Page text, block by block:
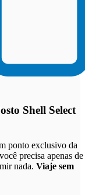
Shell Select
ponto exclusivo da
precisa apenas de
nada. Viaje sem